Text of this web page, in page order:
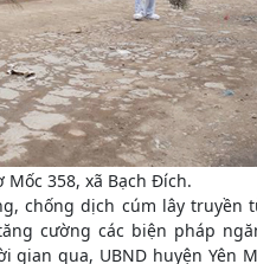
358, xã Bạch Đích.
chống dịch cúm lây truyền
cường các biện pháp
gian qua, UBND huyện Yên